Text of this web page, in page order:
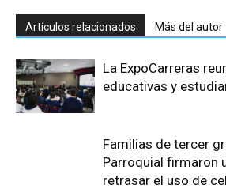
Artículos relacionados Más del autor
La ExpoCarreras
educativas y
Familias de tercer
Parroquial firmaron
retrasar el uso de